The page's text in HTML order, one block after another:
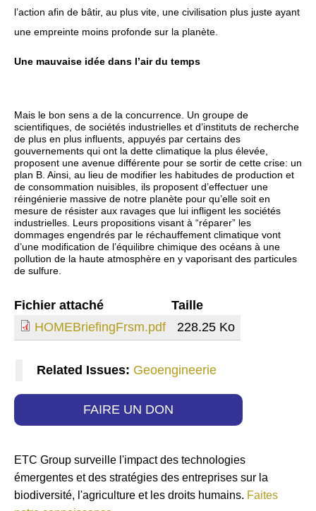
l’action afin de bâtir, au plus vite, une civilisation plus juste ayant
une empreinte moins profonde sur la planète.
Une mauvaise idée dans l’air du temps
Mais le bon sens a de la concurrence. Un groupe de
scientifiques, de sociétés industrielles et d’instituts de recherche
de plus en plus influents, appuyés par certains des
gouvernements qui ont la dette climatique la plus élevée,
proposent une avenue différente pour se sortir de cette crise: un
plan B. Ainsi, au lieu de modifier les habitudes de production et
de consommation nuisibles, ils proposent d’effectuer une
réingénierie massive de notre planète pour qu’elle soit en
mesure de résister aux ravages que lui infligent les sociétés
industrielles. Leurs propositions visant à “réparer” les
dommages engendrés par le réchauffement climatique vont
d’une modification de l’équilibre chimique des océans à une
pollution de la haute atmosphère en y vaporisant des particules
de sulfure.
Fichier attaché
Taille
HOMEBriefingFrsm.pdf
228.25 Ko
Related Issues: Geoengineerie
FAIRE UN DON
ETC Group surveille l'impact des technologies
émergentes et des stratégies des entreprises sur la
biodiversité, l'agriculture et les droits humains. Faites